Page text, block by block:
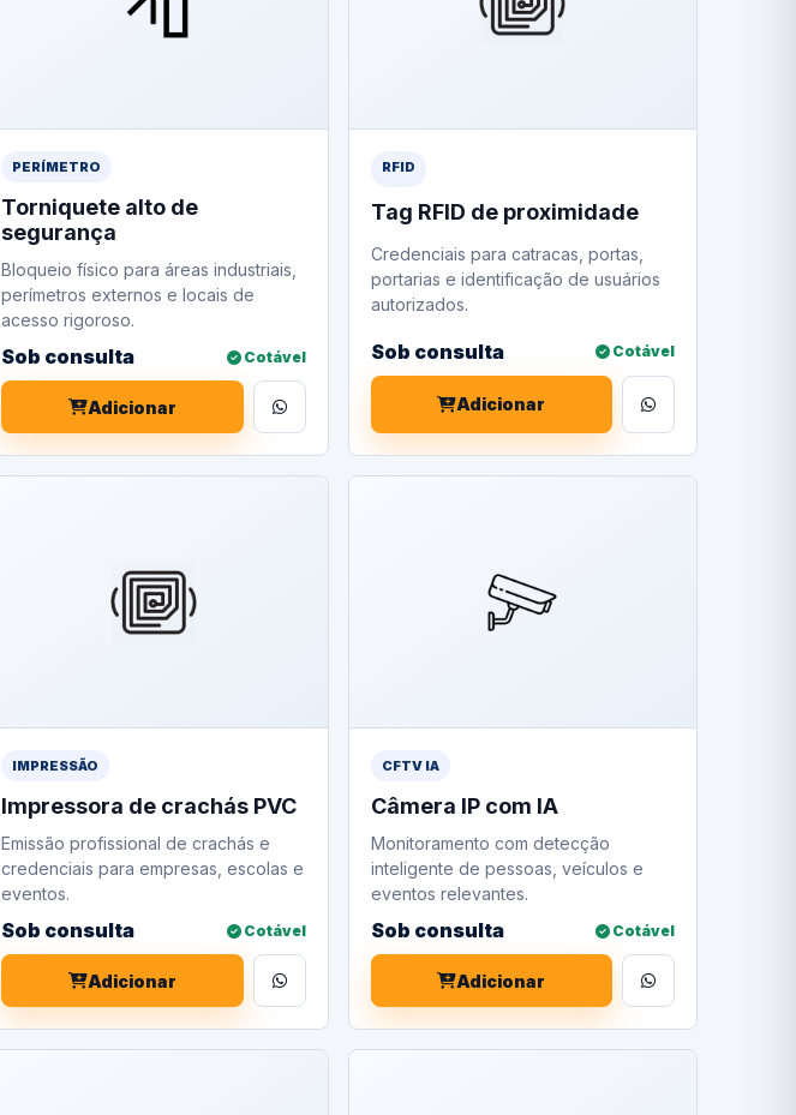
PERÍMETRO
Torniquete alto de
segurança
Bloqueio físico para áreas industriais,
perímetros externos e locais de
acesso rigoroso.
Sob consulta Cotável
Adicionar
RFID
Tag RFID de proximidade
Credenciais para catracas, portas,
portarias e identificação de usuários
autorizados.
Sob consulta Cotável
Adicionar
IMPRESSÃO
Impressora de crachás PVC
Emissão profissional de crachás e
credenciais para empresas, escolas e
eventos.
Sob consulta Cotável
Adicionar
CFTV IA
Câmera IP com IA
Monitoramento com detecção
inteligente de pessoas, veículos e
eventos relevantes.
Sob consulta Cotável
Adicionar